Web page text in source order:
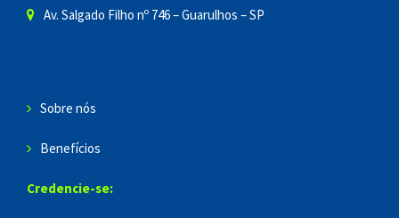
Av. Salgado Filho nº 746 – Guarulhos – SP
Sobre nós
Benefícios
Credencie-se: